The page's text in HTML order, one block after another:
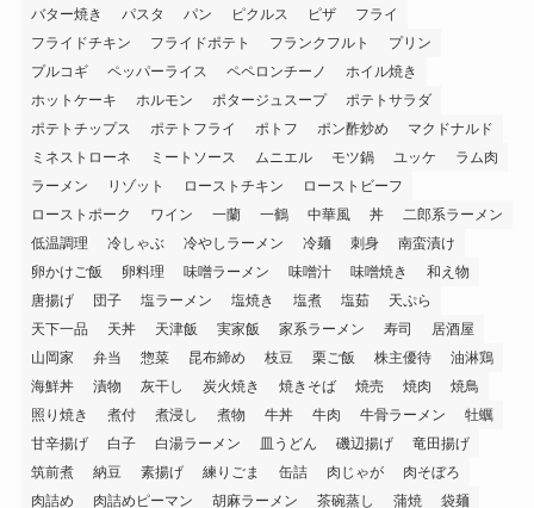
バター焼き
パスタ パン ピクルス ピザ
フライ
フライドチキン
フライドポテト フランクフルト
プリン
プルコギ
ペッパーライス ペペロンチーノ
ホイル焼き
ホットケーキ
ホルモン ポタージュスープ
ポテトサラダ
ポテトチップス
ポテトフライ ポトフ ポン酢炒め
マクドナルド
ミネストローネ
ミートソース ムニエル モツ鍋 ユッケ
ラム肉
ラーメン
リゾット ローストチキン
ローストビーフ
ローストポーク
ワイン 一蘭 一鶴 中華風 丼
二郎系ラーメン
低温調理
冷しゃぶ 冷やしラーメン 冷麺 刺身
南蛮漬け
卵かけご飯
卵料理 味噌ラーメン 味噌汁 味噌焼き
和え物
唐揚げ
団子 塩ラーメン 塩焼き 塩煮 塩茹
天ぷら
天下一品
天丼 天津飯 実家飯 家系ラーメン 寿司
居酒屋
山岡家
弁当 惣菜 昆布締め 枝豆 栗ご飯 株主優待
油淋鶏
海鮮丼
漬物 灰干し 炭火焼き 焼きそば 焼売 焼肉
焼鳥
照り焼き
煮付 煮浸し 煮物 牛丼 牛肉 牛骨ラーメン
牡蠣
甘辛揚げ
白子 白湯ラーメン 皿うどん 磯辺揚げ
竜田揚げ
筑前煮
納豆 素揚げ 練りごま 缶詰 肉じゃが
肉そぼろ
肉詰め
肉詰めピーマン 胡麻ラーメン 茶碗蒸し 蒲焼 袋麺